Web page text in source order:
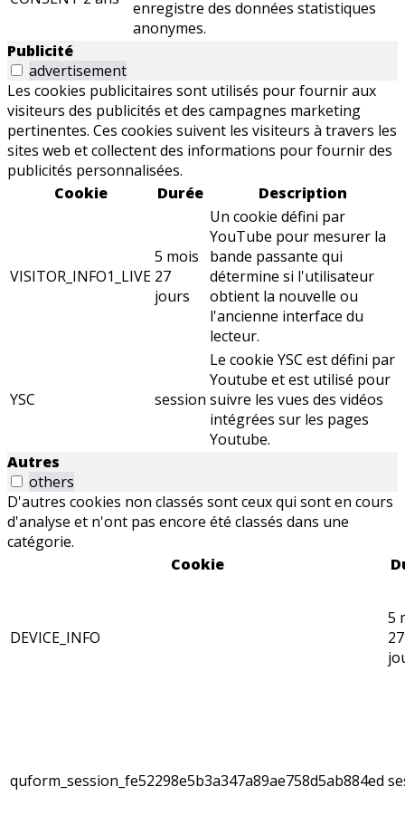
enregistre des données statistiques
anonymes.
Publicité
advertisement
Les cookies publicitaires sont utilisés pour fournir aux
visiteurs des publicités et des campagnes marketing
pertinentes. Ces cookies suivent les visiteurs à travers les
sites web et collectent des informations pour fournir des
publicités personnalisées.
Cookie
Durée Description
VISITOR_INFO1_LIVE
5 mois
27
jours
Un cookie défini par
YouTube pour mesurer la
bande passante qui
détermine si l'utilisateur
obtient la nouvelle ou
l'ancienne interface du
lecteur.
YSC session
Le cookie YSC est défini par
Youtube et est utilisé pour
suivre les vues des vidéos
intégrées sur les pages
Youtube.
Autres
others
D'autres cookies non classés sont ceux qui sont en cours
d'analyse et n'ont pas encore été classés dans une
catégorie.
Cookie
DEVICE_INFO
5
27
quform_session_fe52298e5b3a347a89ae758d5ab884ed